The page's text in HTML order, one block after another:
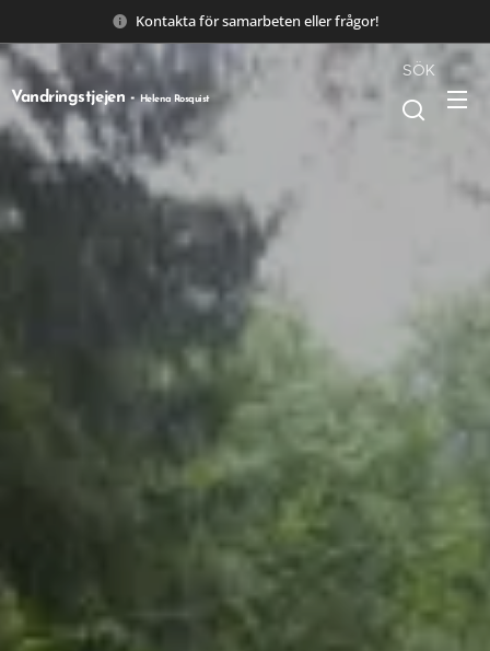
Kontakta för samarbeten eller frågor!
Vandringstjejen -Helena Rosquist
SÖK